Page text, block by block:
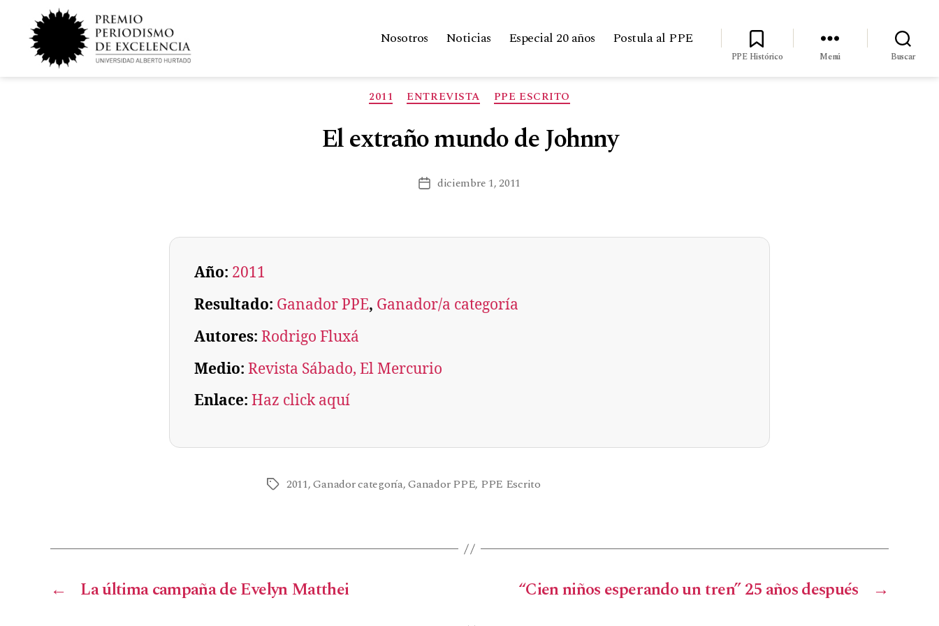
Nosotros Noticias Especial 20 años Postula al PPE
PPE Histórico Menú Buscar
2011 ENTREVISTA PPE ESCRITO
El extraño mundo de Johnny
diciembre 1, 2011
Año: 2011
Resultado: Ganador PPE, Ganador/a categoría
Autores: Rodrigo Fluxá
Medio: Revista Sábado, El Mercurio
Enlace: Haz click aquí
2011,Ganador categoría,Ganador PPE, PPE Escrito
← La última campaña de Evelyn Matthei →
“Cien niños esperando un tren” 25 años después